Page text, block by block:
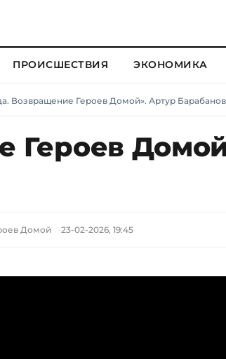
ПРОИСШЕСТВИЯ ЭКОНОМИКА
Возвращение Героев Домой». Артур Барабанов
Героев
Домой 23-02-2026, 19:45